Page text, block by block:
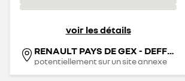
voir les détails
RENAULT PAYS DE GEX - DEFFEUILLE AUTO
potentiellement sur un site annexe